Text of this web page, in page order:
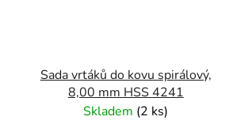
Sada vrtáků do kovu spirálový,
8,00 mm HSS 4241
Skladem (2 ks)